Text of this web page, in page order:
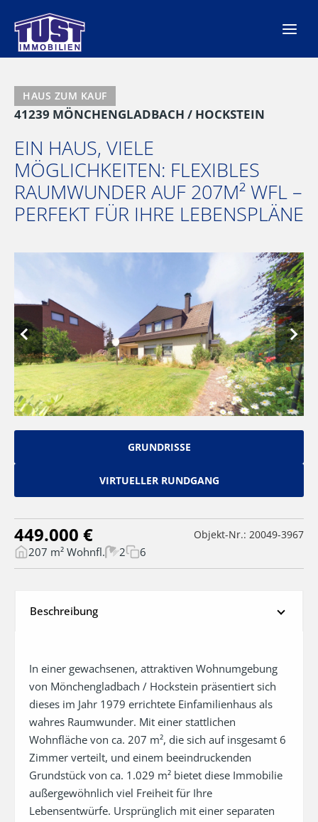
Inhalt
springen
HAUS ZUM KAUF
41239 MÖNCHENGLADBACH / HOCKSTEIN
EIN HAUS, VIELE
MÖGLICHKEITEN: FLEXIBLES
RAUMWUNDER AUF 207M² WFL –
PERFEKT FÜR IHRE LEBENSPLÄNE
GRUNDRISSE
VIRTUELLER RUNDGANG
449.000 € Objekt-Nr.: 20049-3967
207 m² Wohnfl. 2 6
Beschreibung
In einer gewachsenen, attraktiven Wohnumgebung
von Mönchengladbach / Hockstein präsentiert sich
dieses im Jahr 1979 errichtete Einfamilienhaus als
wahres Raumwunder. Mit einer stattlichen
Wohnfläche von ca. 207 m², die sich auf insgesamt 6
Zimmer verteilt, und einem beeindruckenden
Grundstück von ca. 1.029 m² bietet diese Immobilie
außergewöhnlich viel Freiheit für Ihre
Lebensentwürfe. Ursprünglich mit einer separaten